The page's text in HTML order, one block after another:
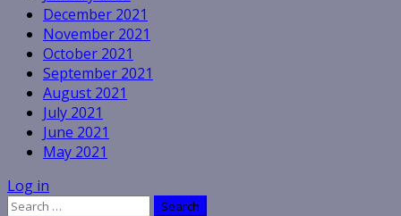
December 2021
November 2021
October 2021
September 2021
August 2021
July 2021
June 2021
May 2021
Log in
Search